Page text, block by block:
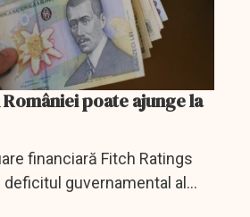
poate ajunge la
financiară Fitch Ratings
guvernamental al
până la 8% din PIB în